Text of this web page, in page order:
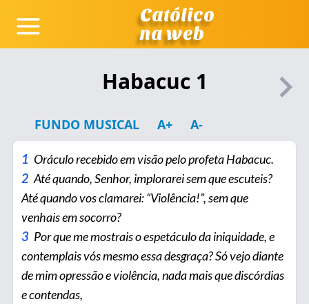
Católico
na web
Habacuc 1
FUNDO MUSICAL A+ A-
1 Oráculo recebido em visão pelo profeta Habacuc.
2 Até quando, Senhor, implorarei sem que escuteis?
Até quando vos clamarei: “Violência!”, sem que
venhais em socorro?
3 Por que me mostrais o espetáculo da iniquidade, e
contemplais vós mesmo essa desgraça? Só vejo diante
de mim opressão e violência, nada mais que discórdias
e contendas,